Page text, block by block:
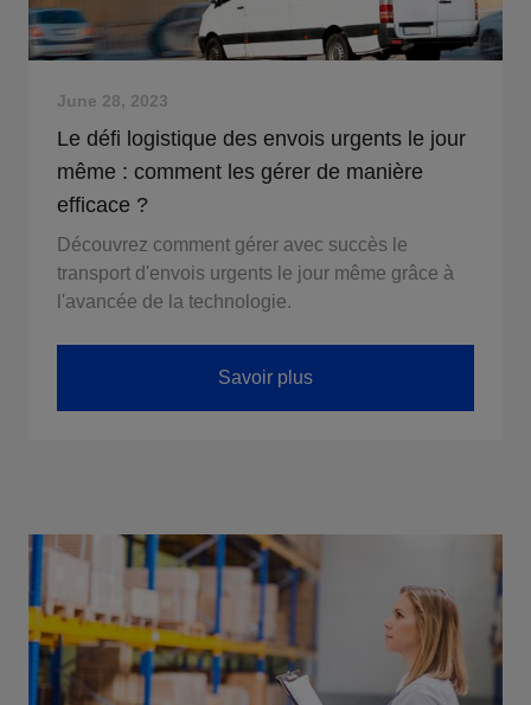
June 28, 2023
Le défi logistique des envois urgents le jour
même : comment les gérer de manière
efficace ?
Découvrez comment gérer avec succès le
transport d'envois urgents le jour même grâce à
l'avancée de la technologie.
Savoir plus